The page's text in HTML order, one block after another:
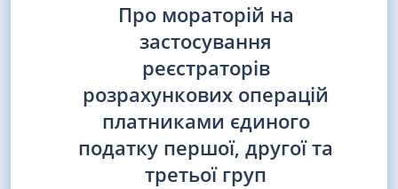
Про мораторій на
застосування
реєстраторів
розрахункових операцій
платниками єдиного
податку першої, другої та
третьої груп